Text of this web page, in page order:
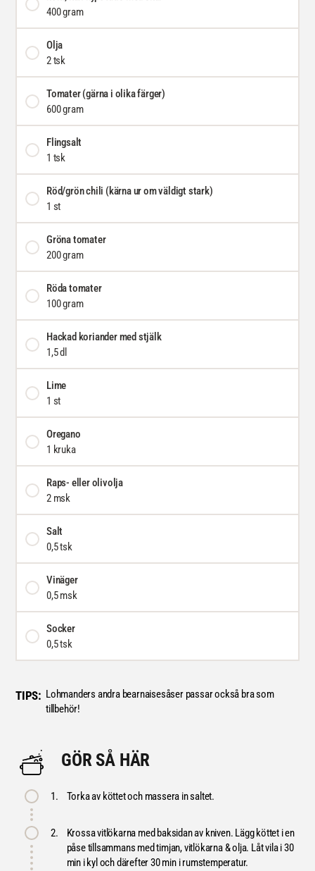
400 gram
Olja
2 tsk
Tomater (gärna i olika färger)
600 gram
Flingsalt
1 tsk
Röd/grön chili (kärna ur om väldigt stark)
1 st
Gröna tomater
200 gram
Röda tomater
100 gram
Hackad koriander med stjälk
1,5 dl
Lime
1 st
Oregano
1 kruka
Raps- eller olivolja
2 msk
Salt
0,5 tsk
Vinäger
0,5 msk
Socker
0,5 tsk
TIPS: Lohmanders andra bearnaisesåser passar också bra som
tillbehör!
GÖR SÅ HÄR
1. Torka av köttet och massera in saltet.
2.
Krossa vitlökarna med baksidan av kniven. Lägg köttet i en
påse tillsammans med timjan, vitlökarna & olja. Låt vila i 30
min i kyl och därefter 30 min i rumstemperatur.